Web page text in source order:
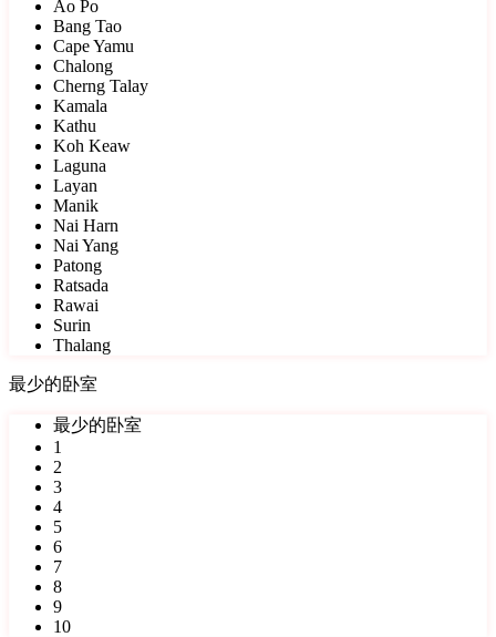
Ao Po
Bang Tao
Cape Yamu
Chalong
Cherng Talay
Kamala
Kathu
Koh Keaw
Laguna
Layan
Manik
Nai Harn
Nai Yang
Patong
Ratsada
Rawai
Surin
Thalang
最少的卧室
最少的卧室
1
2
3
4
5
6
7
8
9
10